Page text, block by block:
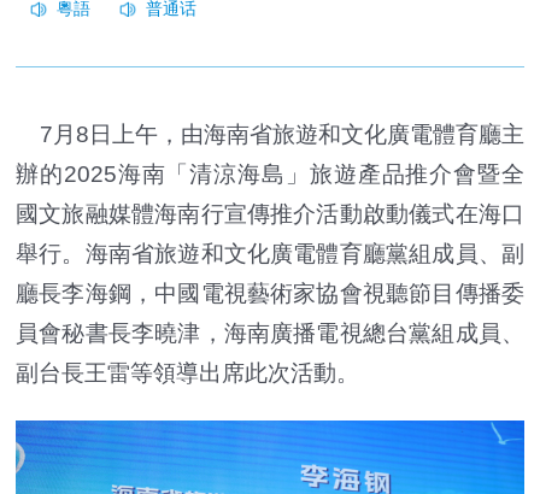
7月8日上午，由海南省旅遊和文化廣電體育廳主
辦的2025海南「清涼海島」旅遊產品推介會暨全
國文旅融媒體海南行宣傳推介活動啟動儀式在海口
舉行。海南省旅遊和文化廣電體育廳黨組成員、副
廳長李海鋼，中國電視藝術家協會視聽節目傳播委
員會秘書長李曉津，海南廣播電視總台黨組成員、
副台長王雷等領導出席此次活動。